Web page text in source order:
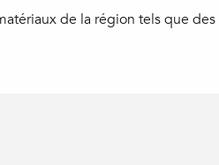
de la région tels que